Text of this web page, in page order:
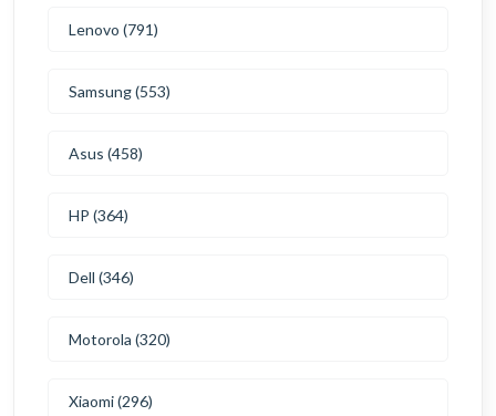
Lenovo (791)
Samsung (553)
Asus (458)
HP (364)
Dell (346)
Motorola (320)
Xiaomi (296)